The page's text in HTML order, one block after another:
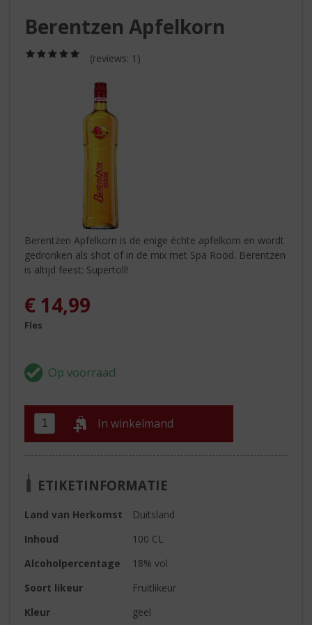
Berentzen Apfelkorn
/
(reviews: 1)
Berentzen Apfelkorn is de enige échte apfelkorn en wordt
gedronken als shot of in de mix met Spa Rood. Berentzen
is altijd feest: Supertoll!
€ 14,99
Fles
In winkelmand
ETIKETINFORMATIE
Land van Herkomst
Duitsland
Inhoud
100 CL
Alcoholpercentage
18% vol
Soort likeur
Fruitlikeur
Kleur
geel